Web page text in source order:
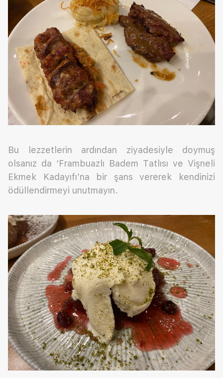
Bu lezzetlerin ardından ziyadesiyle doymuş
olsanız da ‘Frambuazlı Badem Tatlısı ve Vişneli
Ekmek Kadayıfı’na bir şans vererek kendinizi
ödüllendirmeyi unutmayın.